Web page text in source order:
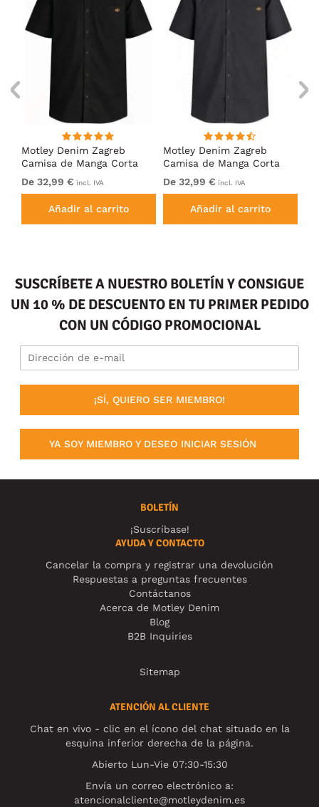
Motley Denim Zagreb
Camisa de Manga Corta
Negro
De 32,99 € incl. IVA
Añadir al carrito
Motley Denim Zagreb
Camisa de Manga Corta
Antracita
De 32,99 € incl. IVA
Añadir al carrito
SUSCRÍBETE A NUESTRO BOLETÍN Y CONSIGUE
UN 10 % DE DESCUENTO EN TU PRIMER PEDIDO
CON UN CÓDIGO PROMOCIONAL
¡SÍ, QUIERO SER MIEMBRO!
YA SOY MIEMBRO Y DESEO INICIAR SESIÓN
BOLETÍN
¡Suscríbase!
AYUDA Y CONTACTO
Cancelar la compra y registrar una devolución
Respuestas a preguntas frecuentes
Contáctanos
Acerca de Motley Denim
Blog
B2B Inquiries
Sitemap
ATENCIÓN AL CLIENTE
Chat en vivo - clic en el ícono del chat situado en la
esquina inferior derecha de la página.
Abierto Lun-Vie 07:30-15:30
Envía un correo electrónico a:
atencionalcliente@motleydenim.es